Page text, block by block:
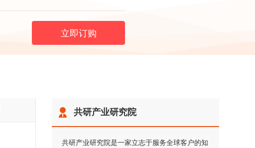
立即订购
共研产业研究院
共研产业研究院是一家立志于服务全球客户的知